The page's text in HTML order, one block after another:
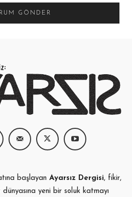
başlayan Ayarsız Dergisi, fikir,
yeni bir soluk katmayı